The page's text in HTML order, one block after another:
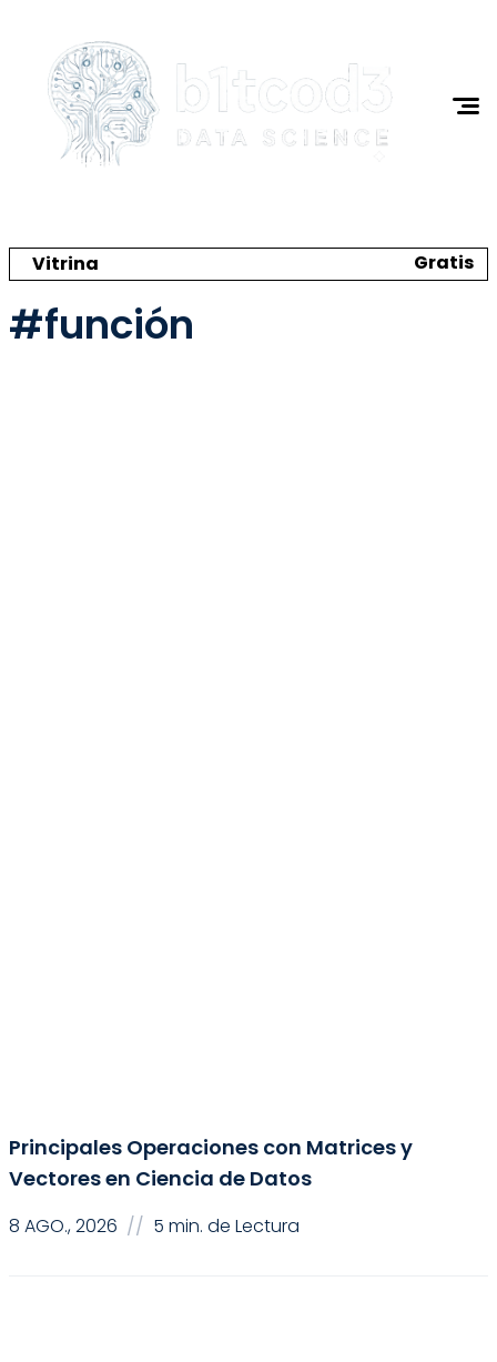
Ciencia de Datos
Programación
Acerca de Mi
Vitrina Gratis
#función
Principales Operaciones con Matrices y
Vectores en Ciencia de Datos
8 AGO., 2026 // 5 min. de Lectura